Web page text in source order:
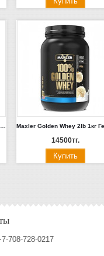
14500тг.
708-728-0217